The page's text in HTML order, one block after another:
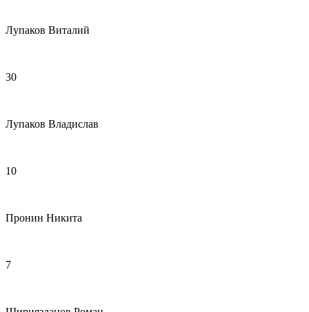
Лупаков Виталий
30
Лупаков Владислав
10
Пронин Никита
7